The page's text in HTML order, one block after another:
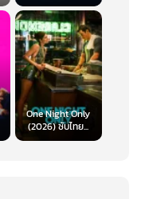
One Night Only
(2026) ซับไทย...